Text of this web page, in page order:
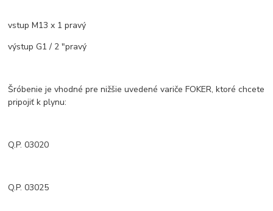
vstup M13 x 1 pravý
výstup G1 / 2 "pravý
Šróbenie je vhodné pre nižšie uvedené variče FOKER, ktoré chcete
pripojiť k plynu:
Q.P. 03020
Q.P. 03025